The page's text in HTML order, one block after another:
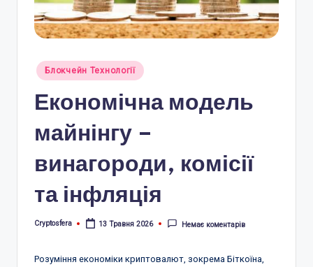
m
Опубліковано
Блокчейн Технології
Економічна модель
майнінгу –
винагороди, комісії
та інфляція
Опубліковано
Cryptosfera 13 Травня 2026 Немає коментарів
Розуміння економіки криптовалют, зокрема Біткоїна,